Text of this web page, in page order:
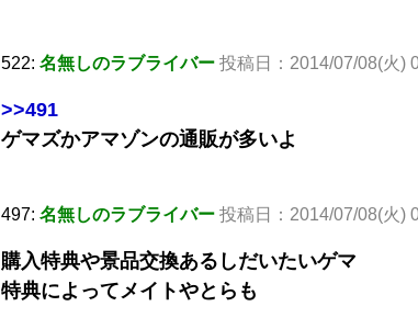
522: 名無しのラブライバー 投稿日：2014/07/08(火)
>>491
ゲマズかアマゾンの通販が多いよ
497: 名無しのラブライバー 投稿日：2014/07/08(火)
購入特典や景品交換あるしだいたいゲマ
特典によってメイトやとらも